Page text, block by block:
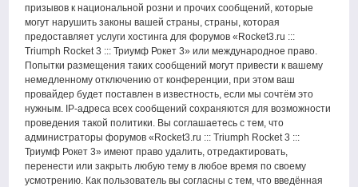
призывов к национальной розни и прочих сообщений, которые
могут нарушить законы вашей страны, страны, которая
предоставляет услуги хостинга для форумов «Rocket3.ru :::
Triumph Rocket 3 ::: Триумф Рокет 3» или международное право.
Попытки размещения таких сообщений могут привести к вашему
немедленному отключению от конференции, при этом ваш
провайдер будет поставлен в известность, если мы сочтём это
нужным. IP-адреса всех сообщений сохраняются для возможности
проведения такой политики. Вы соглашаетесь с тем, что
администраторы форумов «Rocket3.ru ::: Triumph Rocket 3 :::
Триумф Рокет 3» имеют право удалить, отредактировать,
перенести или закрыть любую тему в любое время по своему
усмотрению. Как пользователь вы согласны с тем, что введённая